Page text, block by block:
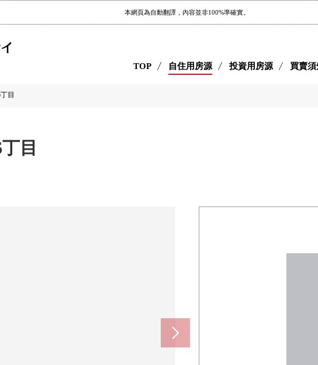
本網頁為自動翻譯，內容並非100%準確實。
TOP 自住用房源 投資用房源 買賣須
丁目
丁目